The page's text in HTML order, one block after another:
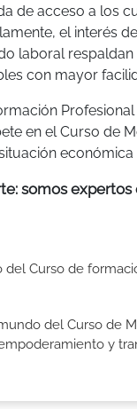
de acceso a los
el interés
laboral
con mayor
en el Curso de
somos
Curso de
del Curso de
y